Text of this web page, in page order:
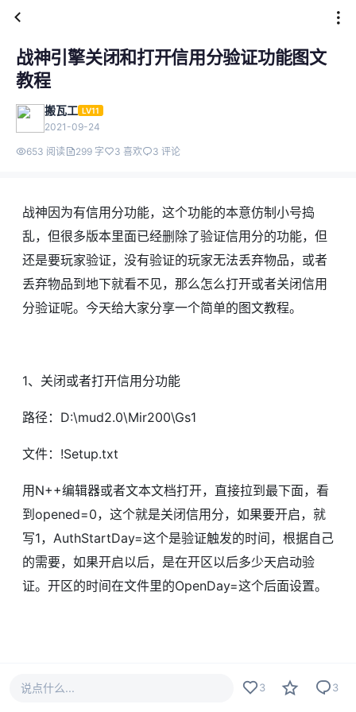
战神引擎关闭和打开信用分验证功能图文
教程
搬瓦工 LV11
2021-09-24
653 阅读 299 字 3 喜欢 3 评论
战神因为有信用分功能，这个功能的本意仿制小号捣
乱，但很多版本里面已经删除了验证信用分的功能，但
还是要玩家验证，没有验证的玩家无法丢弃物品，或者
丢弃物品到地下就看不见，那么怎么打开或者关闭信用
分验证呢。今天给大家分享一个简单的图文教程。
1、关闭或者打开信用分功能
路径：D:\mud2.0\Mir200\Gs1
文件：!Setup.txt
用N++编辑器或者文本文档打开，直接拉到最下面，看
到opened=0，这个就是关闭信用分，如果要开启，就
写1，AuthStartDay=这个是验证触发的时间，根据自己
的需要，如果开启以后，是在开区以后多少天启动验
证。开区的时间在文件里的OpenDay=这个后面设置。
说点什么... 3 3